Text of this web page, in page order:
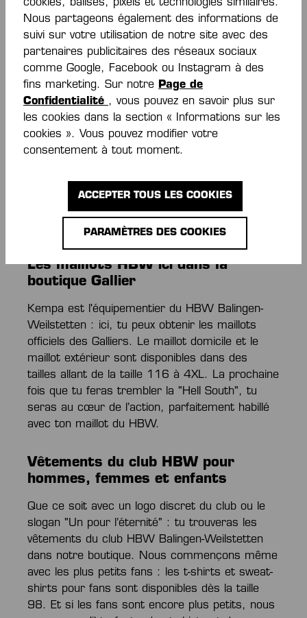
Balingen-
Weilstetten de
Kempa
Ton équipe : le HBW ! Ici, dans la boutique
officielle du HBW Balingen-Weilstetten, tu peux
obtenir des maillots, des vêtements du club et
un cadeau ou pour toi-même : ici, tu trouveras
tout ce dont tu as besoin pour montrer ton
soutien en tant que véritable fan du HBW !
Les maillots HBW ici dans la
boutique Gallier
Kempa est l'équipementier du HBW Balingen-
Weilstetten : ici, tu peux obtenir les maillots
officiels des Galliers. Le maillot domicile et le
maillot extérieur sont disponibles dans des
tailles allant de la taille 116 à 4XL. La prochaine
fois que tu feras trembler la "Hell South", tu
seras au cœur de l’action, parfaitement habillé
avec ton maillot du HBW.
Vêtements du club HBW pour
hommes, femmes et enfants
Que ce soit avec un logo discret du club ou le
slogan "Un pour l’éternité" : tu trouveras les
vêtements du club HBW Balingen-Weilstetten
dans notre boutique. Nous commençons même
avec les plus petits fans : les t-shirts et sweat-
shirts pour fans sont disponibles dès la taille
98. Et si les fans sont encore plus petits, nous
cookies, balises, pixels et technologies similaires.
Nous partageons également des informations de
suivi sur votre utilisation de notre site avec des
partenaires publicitaires des réseaux sociaux
comme Google, Facebook ou Instagram à des
fins marketing. Sur notre
Page de
Confidentialité , vous pouvez en savoir plus sur
les cookies dans la section « Informations sur les
cookies ». Vous pouvez modifier votre
consentement à tout moment.
PARAMÈTRES DES COOKIES
ACCEPTER TOUS LES COOKIES